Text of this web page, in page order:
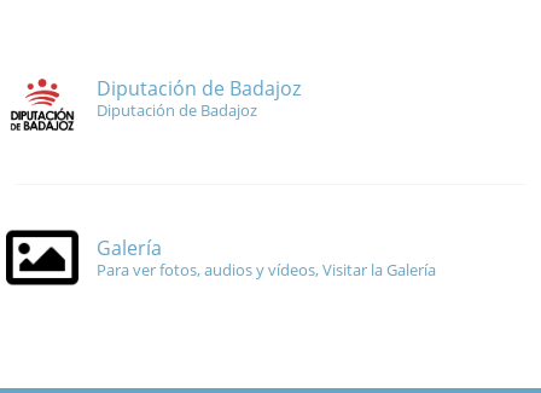
Diputación de Badajoz
Diputación de Badajoz
Galería
Para ver fotos, audios y vídeos, Visitar la Galería